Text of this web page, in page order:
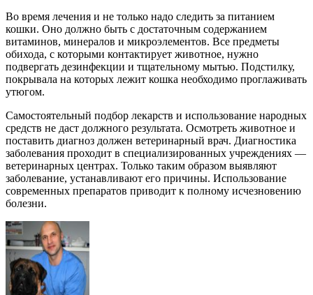
Во время лечения и не только надо следить за питанием
кошки. Оно должно быть с достаточным содержанием
витаминов, минералов и микроэлементов. Все предметы
обихода, с которыми контактирует животное, нужно
подвергать дезинфекции и тщательному мытью. Подстилку,
покрывала на которых лежит кошка необходимо проглаживать
утюгом.
Самостоятельный подбор лекарств и использование народных
средств не даст должного результата. Осмотреть животное и
поставить диагноз должен ветеринарный врач. Диагностика
заболевания проходит в специализированных учреждениях —
ветеринарных центрах. Только таким образом выявляют
заболевание, устанавливают его причины. Использование
современных препаратов приводит к полному исчезновению
болезни.